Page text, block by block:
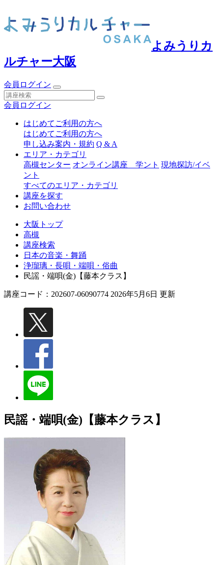
よみうりカ
ルチャー大阪
会員ログイン
会員ログイン
はじめてご利用の方へ
はじめてご利用の方へ
申し込み案内・規約 Q & A
エリア・カテゴリ
高槻センター オンライン講座 学ント 現地探訪/イベ
ント
すべてのエリア・カテゴリ
講座を探す
お問い合わせ
大阪トップ
高槻
講座検索
日本の音楽・舞踊
浄瑠璃・長唄・端唄・俗曲
民謡・端唄(金)【藤本クラス】
講座コード：202607-06090774 2026年5月6日 更新
民謡・端唄(金)【藤本クラス】